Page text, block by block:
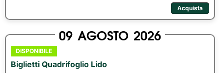
Acquista
09 AGOSTO 2026
DISPONIBILE
Biglietti Quadrifoglio Lido